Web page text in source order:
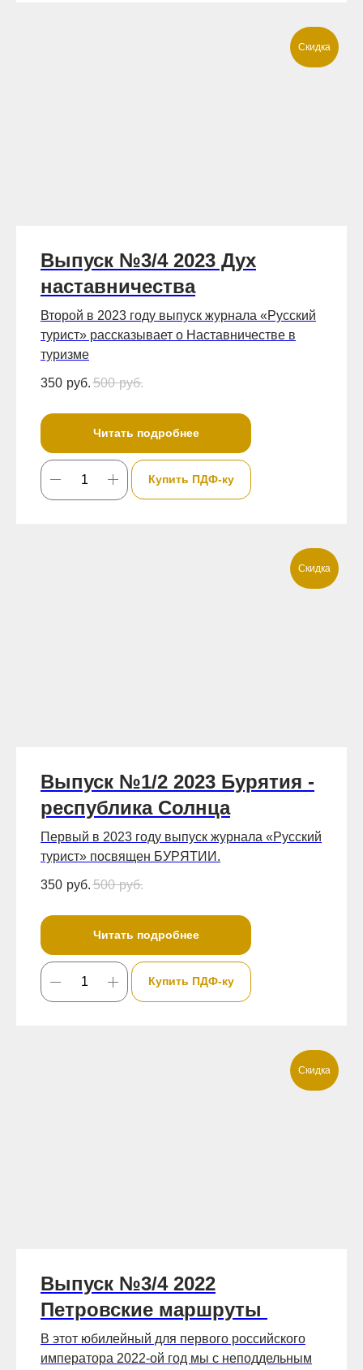
Скидка
Выпуск №3/4 2023 Дух
наставничества
Второй в 2023 году выпуск журнала «Русский
турист» рассказывает о Наставничестве в
туризме
350 руб. 500 руб.
Читать подробнее
Купить ПДФ-ку
Скидка
Выпуск №1/2 2023 Бурятия -
республика Солнца
Первый в 2023 году выпуск журнала «Русский
турист» посвящен БУРЯТИИ.
350 руб. 500 руб.
Читать подробнее
Купить ПДФ-ку
Скидка
Выпуск №3/4 2022
Петровские маршруты
В этот юбилейный для первого российского
императора 2022-ой год мы с неподдельным